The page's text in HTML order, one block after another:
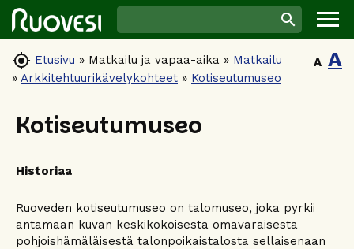
 Etusivu » Matkailu ja vapaa-aika » Matkailu
» Arkkitehtuurikävelykohteet » Kotiseutumuseo
A A
Kotiseutumuseo
Historiaa
Ruoveden kotiseutumuseo on talomuseo, joka pyrkii
antamaan kuvan keskikokoisesta omavaraisesta
pohjoishämäläisestä talonpoikaistalosta sellaisenaan